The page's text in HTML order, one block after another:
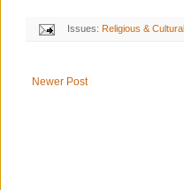
Issues: Religious & Cultural
Newer Post